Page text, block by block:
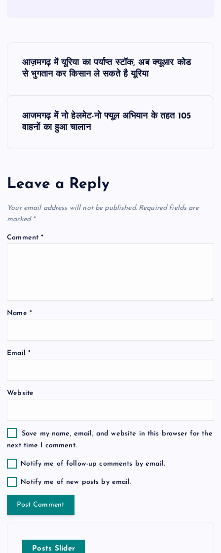
a
v
i
i
o
आज़मगढ़ में यूरिया का पर्याप्त स्टॉक, अब क्यूआर कोड
से भुगतान कर किसान ले सकते है यूरिया
आजमगढ़ में नो हेलमेट-नो फ्यूल अभियान के तहत 105
वाहनों का हुआ चालान
Leave a Reply
Your email address will not be published. Required fields are
marked *
Comment*
Name *
Email *
Website
Save my name, email, and website in this browser for the
next time I comment.
Notify me of follow-up comments by email.
Notify me of new posts by email.
Posts Slider